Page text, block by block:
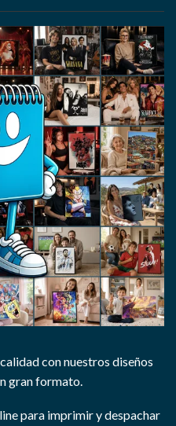
con nuestros diseños
gran formato.
para imprimir y despachar